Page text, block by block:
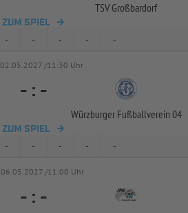
TSV Großbardorf
ZUM SPIEL
- - - - -
02.05.2027 /11:30 Uhr
- : -
Würzburger Fußballverein 04
ZUM SPIEL
- - - - -
06.05.2027 /11:00 Uhr
- : -